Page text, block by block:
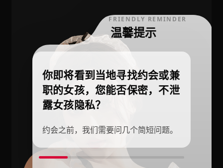
FRIENDLY REMINDER
温馨提示
你即将看到当地寻找约会或兼
职的女孩，您能否保密，不泄
露女孩隐私？
约会之前，我们需要问几个简短问题。